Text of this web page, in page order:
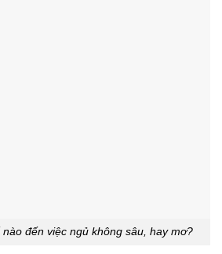
đến việc ngủ không sâu, hay mơ?